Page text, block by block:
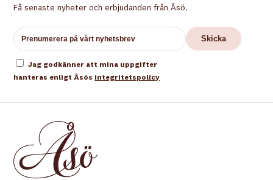
Få senaste nyheter och erbjudanden från Åsö.
Jag godkänner att mina uppgifter
hanteras enligt Åsös integritetspolicy